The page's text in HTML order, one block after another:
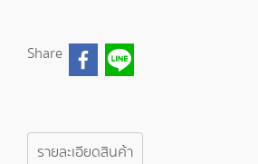
Share
รายละเอียดสินค้า